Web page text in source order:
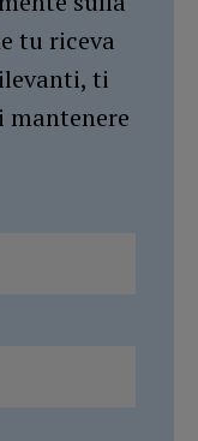
tu riceva
ti
mantenere